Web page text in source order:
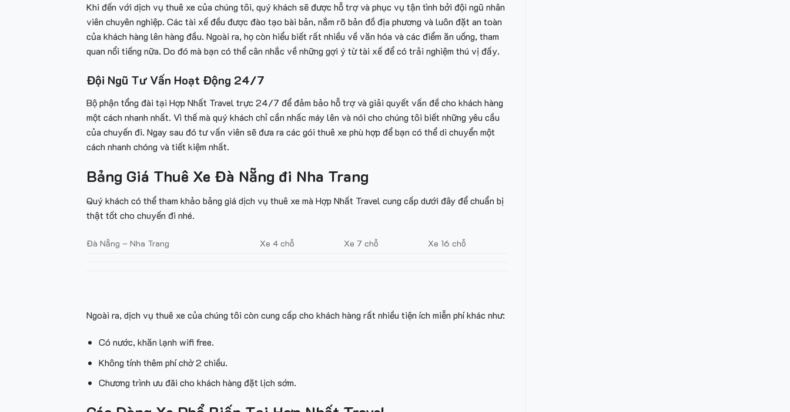
Khi đến với dịch vụ thuê xe của chúng tôi, quý khách sẽ được hỗ trợ và phục vụ tận tình bởi đội ngũ nhân
viên chuyên nghiệp. Các tài xế đều được đào tạo bài bản, nắm rõ bản đồ địa phương và luôn đặt an toàn
của khách hàng lên hàng đầu. Ngoài ra, họ còn hiểu biết rất nhiều về văn hóa và các điểm ăn uống, tham
quan nổi tiếng nữa. Do đó mà bạn có thể cân nhắc về những gợi ý từ tài xế để có trải nghiệm thú vị đấy.
Đội Ngũ Tư Vấn Hoạt Động 24/7
Bộ phận tổng đài tại Hợp Nhất Travel trực 24/7 để đảm bảo hỗ trợ và giải quyết vấn đề cho khách hàng
một cách nhanh nhất. Vì thế mà quý khách chỉ cần nhấc máy lên và nói cho chúng tôi biết những yêu cầu
của chuyến đi. Ngay sau đó tư vấn viên sẽ đưa ra các gói thuê xe phù hợp để bạn có thể di chuyển một
cách nhanh chóng và tiết kiệm nhất.
Bảng Giá Thuê Xe Đà Nẵng đi Nha Trang
Quý khách có thể tham khảo bảng giá dịch vụ thuê xe mà Hợp Nhất Travel cung cấp dưới đây để chuẩn bị
thật tốt cho chuyến đi nhé.
Đà Nẵng – Nha Trang Xe 4 chỗ Xe 7 chỗ Xe 16 chỗ
Ngoài ra, dịch vụ thuê xe của chúng tôi còn cung cấp cho khách hàng rất nhiều tiện ích miễn phí khác như:
Có nước, khăn lạnh wifi free.
Không tính thêm phí chờ 2 chiều.
Chương trình ưu đãi cho khách hàng đặt lịch sớm.